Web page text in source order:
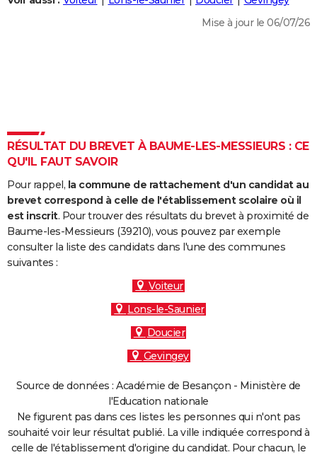
DICTIONNAIRE
Dictionnaire
Biographies
Citations
Expressions
Proverbes
PROGRAMME TV
COPAINS D'AVANT
S'inscrire
Se connecter
Lycées
Collèges
Primaires
Universités
Entreprises
Service militaire
Avis de recherche
AVIS DE DÉCÈS
FORUM
Mise à jour le 06/07/26
RÉSULTAT DU BREVET À BAUME-LES-MESSIEURS : CE
QU'IL FAUT SAVOIR
Pour rappel, la commune de rattachement d'un candidat au
brevet correspond à celle de l'établissement scolaire où il
est inscrit. Pour trouver des résultats du brevet à proximité de
Baume-les-Messieurs (39210), vous pouvez par exemple
consulter la liste des candidats dans l'une des communes
suivantes :
Voiteur
Lons-le-Saunier
Doucier
Gevingey
Source de données : Académie de Besançon - Ministère de
l'Education nationale
Ne figurent pas dans ces listes les personnes qui n'ont pas
souhaité voir leur résultat publié. La ville indiquée correspond à
celle de l'établissement d'origine du candidat. Pour chacun, le